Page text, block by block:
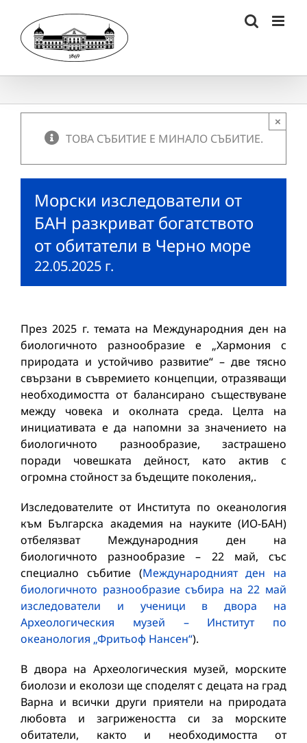
content
ТОВА СЪБИТИЕ Е МИНАЛО СЪБИТИЕ.
×
Морски изследователи от
БАН разкриват богатството
от обитатели в Черно море
22.05.2025 г.
През 2025 г. темата на Международния ден на
биологичното разнообразие е „Хармония с
природата и устойчиво развитие“ – две тясно
свързани в съвремието концепции, отразяващи
необходимостта от балансирано съществуване
между човека и околната среда. Целта на
инициативата е да напомни за значението на
биологичното разнообразие, застрашено
поради човешката дейност, като актив с
огромна стойност за бъдещите поколения,.
Изследователите от Института по океанология
към Българска академия на науките (ИО-БАН)
отбелязват Международния ден на
биологичното разнообразие – 22 май, със
специално събитие (Международният ден на
биологичното разнообразие събира на 22 май
изследователи и ученици в двора на
Археологическия музей – Институт по
океанология „Фритьоф Нансен“).
В двора на Археологическия музей, морските
биолози и еколози ще споделят с децата на град
Варна и всички други приятели на природата
любовта и загрижеността си за морските
обитатели, както и необходимостта от